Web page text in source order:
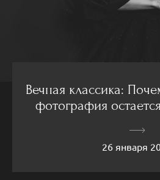
Вечная классика:
фотография
26 января